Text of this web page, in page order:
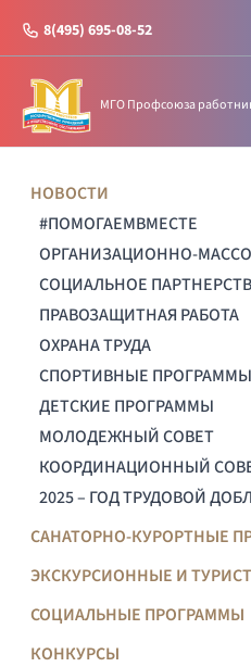
8(495) 695-08-52
МГО Профсоюза
НОВОСТИ
#ПОМОГАЕМВМЕСТЕ
ОРГАНИЗАЦИОННО-
СОЦИАЛЬНОЕ
ПРАВОЗАЩИТНАЯ РАБОТА
ОХРАНА ТРУДА
СПОРТИВНЫЕ ПРОГРАММЫ
ДЕТСКИЕ ПРОГРАММЫ
МОЛОДЕЖНЫЙ СОВЕТ
КООРДИНАЦИОННЫЙ
2025 – ГОД ТРУДОВОЙ
САНАТОРНО-КУРОРТНЫЕ
ЭКСКУРСИОННЫЕ И
СОЦИАЛЬНЫЕ ПРОГРАММЫ
КОНКУРСЫ